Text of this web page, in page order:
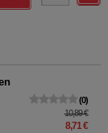
0
10,89 €
8,71 €